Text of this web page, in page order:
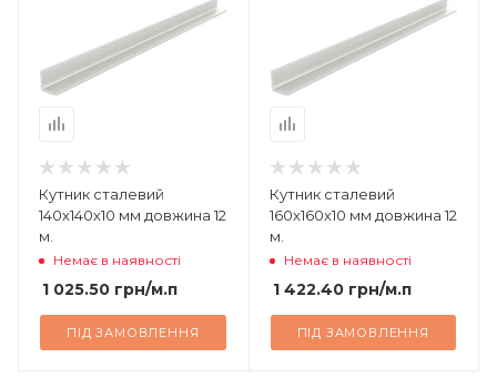
Кутник сталевий
140х140х10 мм довжина 12
м.
Немає в наявності
1 025.50 грн/м.п
ПІД ЗАМОВЛЕННЯ
Кутник сталевий
160х160х10 мм довжина 12
м.
Немає в наявності
1 422.40грн/м.п
ПІД ЗАМОВЛЕННЯ